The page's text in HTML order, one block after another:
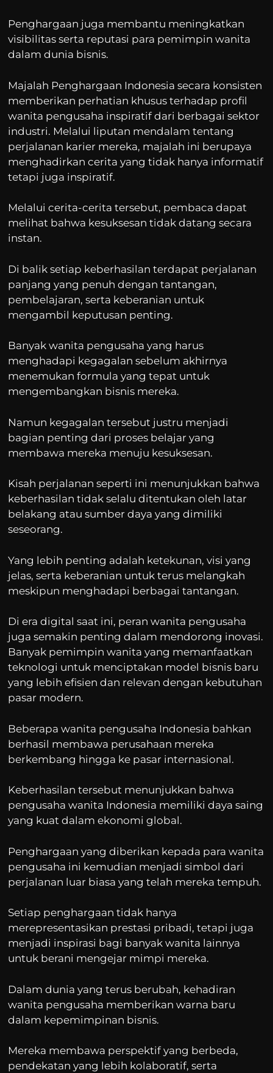
Penghargaan juga membantu meningkatkan
visibilitas serta reputasi para pemimpin wanita
dalam dunia bisnis.
Majalah Penghargaan Indonesia secara konsisten
memberikan perhatian khusus terhadap profil
wanita pengusaha inspiratif dari berbagai sektor
industri. Melalui liputan mendalam tentang
perjalanan karier mereka, majalah ini berupaya
menghadirkan cerita yang tidak hanya informatif
tetapi juga inspiratif.
Melalui cerita-cerita tersebut, pembaca dapat
melihat bahwa kesuksesan tidak datang secara
instan.
Di balik setiap keberhasilan terdapat perjalanan
panjang yang penuh dengan tantangan,
pembelajaran, serta keberanian untuk
mengambil keputusan penting.
Banyak wanita pengusaha yang harus
menghadapi kegagalan sebelum akhirnya
menemukan formula yang tepat untuk
mengembangkan bisnis mereka.
Namun kegagalan tersebut justru menjadi
bagian penting dari proses belajar yang
membawa mereka menuju kesuksesan.
Kisah perjalanan seperti ini menunjukkan bahwa
keberhasilan tidak selalu ditentukan oleh latar
belakang atau sumber daya yang dimiliki
seseorang.
Yang lebih penting adalah ketekunan, visi yang
jelas, serta keberanian untuk terus melangkah
meskipun menghadapi berbagai tantangan.
Di era digital saat ini, peran wanita pengusaha
juga semakin penting dalam mendorong inovasi.
Banyak pemimpin wanita yang memanfaatkan
teknologi untuk menciptakan model bisnis baru
yang lebih efisien dan relevan dengan kebutuhan
pasar modern.
Beberapa wanita pengusaha Indonesia bahkan
berhasil membawa perusahaan mereka
berkembang hingga ke pasar internasional.
Keberhasilan tersebut menunjukkan bahwa
pengusaha wanita Indonesia memiliki daya saing
yang kuat dalam ekonomi global.
Penghargaan yang diberikan kepada para wanita
pengusaha ini kemudian menjadi simbol dari
perjalanan luar biasa yang telah mereka tempuh.
Setiap penghargaan tidak hanya
merepresentasikan prestasi pribadi, tetapi juga
menjadi inspirasi bagi banyak wanita lainnya
untuk berani mengejar mimpi mereka.
Dalam dunia yang terus berubah, kehadiran
wanita pengusaha memberikan warna baru
dalam kepemimpinan bisnis.
Mereka membawa perspektif yang berbeda,
pendekatan yang lebih kolaboratif, serta